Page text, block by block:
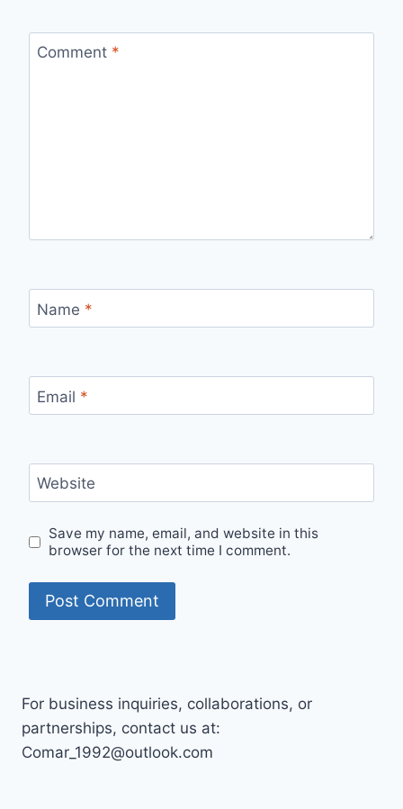
Comment *
Name *
Email *
Website
Save my name, email, and website in this
browser for the next time I comment.
For business inquiries, collaborations, or
partnerships, contact us at:
Comar_1992@outlook.com